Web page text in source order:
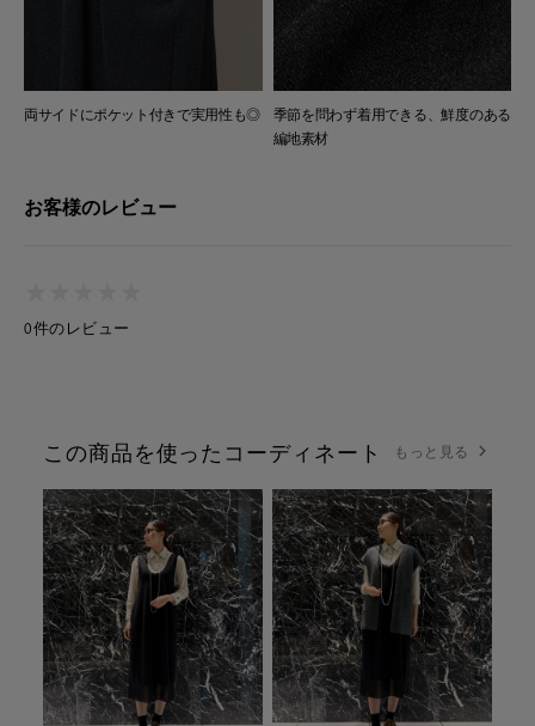
両サイドにポケット付きで実用性も◎
季節を問わず着用できる、鮮度のある
編地素材
お客様のレビュー
0件のレビュー
この商品を使ったコーディネート もっと見る